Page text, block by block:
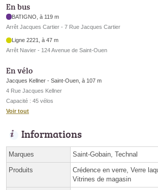
En bus
BATIGNO, à 119 m
Arrêt Jacques Cartier - 7 Rue Jacques Cartier
Ligne 2221, à 47 m
Arrêt Navier - 124 Avenue de Saint-Ouen
En vélo
Jacques Kellner - Saint-Ouen, à 107 m
4 Rue Jacques Kellner
Capacité : 45 vélos
Voir tout
Informations
Marques Saint-Gobain, Technal
Produits
Crédence en verre, Verre
Vitrines de magasin